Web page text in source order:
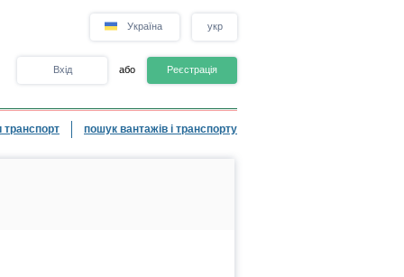
Україна укр
Вхід або Реєстрація
транспорт пошук вантажів і транспорту